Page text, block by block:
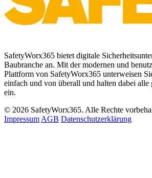
SafetyWorx365 bietet digitale
Baubranche an. Mit der modernen und
Plattform von SafetyWorx365 unterweisen
einfach und von überall und halten dabei alle
ein.
© 2026 SafetyWorx365. Alle Rechte
Impressum AGB Datenschutzerklärung